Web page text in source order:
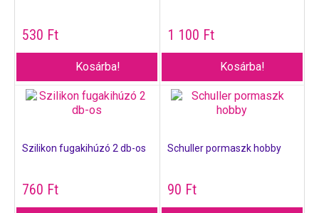
530 Ft
Kosárba!
1 100 Ft
Kosárba!
Szilikon fugakihúzó 2 db-os
760 Ft
Schuller pormaszk hobby
90 Ft